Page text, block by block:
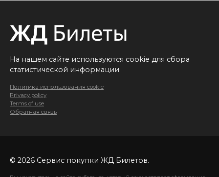
На нашем сайте используются cookie для сбора
статистической информации.
Политика использования cookie
Privacy policy
Terms of use
Обратная связь
© 2026 Сервис покупки ЖД Билетов.